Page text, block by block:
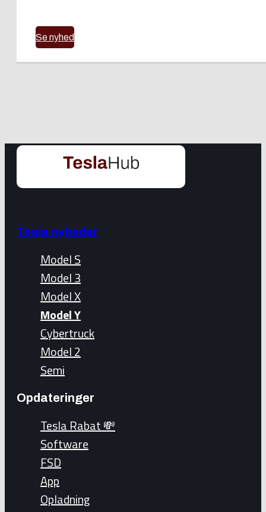
Se nyhed
Tesla nyheder
Model S
Model 3
Model X
Model Y
Cybertruck
Model 2
Semi
Opdateringer
Tesla Rabat 💸
Software
FSD
App
Opladning